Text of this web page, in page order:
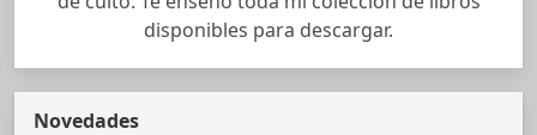
disponibles para descargar.
Novedades